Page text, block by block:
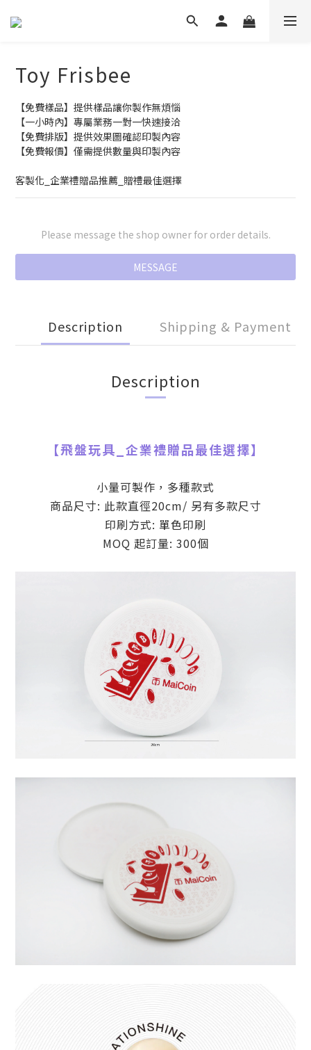
Toy Frisbee
【免費樣品】提供樣品讓你製作無煩惱
【一小時內】專屬業務一對一快速接洽
【免費排版】提供效果圖確認印製內容
【免費報價】僅需提供數量與印製內容
客製化_企業禮贈品推薦_贈禮最佳選擇
Please message the shop owner for order details.
MESSAGE
Description Shipping & Payment
Description
【飛盤玩具 企業禮贈品最佳選擇】
小量可製作，多種款式
商品尺寸: 此款直徑20cm/ 另有多款尺寸
印刷方式: 單色印刷
MOQ 起訂量: 300個